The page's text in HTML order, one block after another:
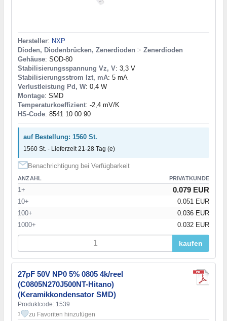
Hersteller: NXP
Dioden, Diodenbrücken, Zenerdioden > Zenerdioden
Gehäuse: SOD-80
Stabilisierungsspannung Vz, V: 3,3 V
Stabilisierungsstrom Izt, mA: 5 mA
Verlustleistung Pd, W: 0,4 W
Montage: SMD
Temperaturkoeffizient: -2,4 mV/K
HS-Code: 8541 10 00 90
auf Bestellung: 1560 St.
1560 St. - Lieferzeit 21-28 Tag (e)
Benachrichtigung bei Verfügbarkeit
ANZAHL PRIVATKUNDE
1+ 0.079 EUR
10+
0.051 EUR
100+
0.036 EUR
1000+
0.032 EUR
kaufen
27pF 50V NP0 5% 0805 4k/reel
(C0805N270J500NT-Hitano)
(Keramikkondensator SMD)
Produktcode: 1539
1 zu Favoriten hinzufügen